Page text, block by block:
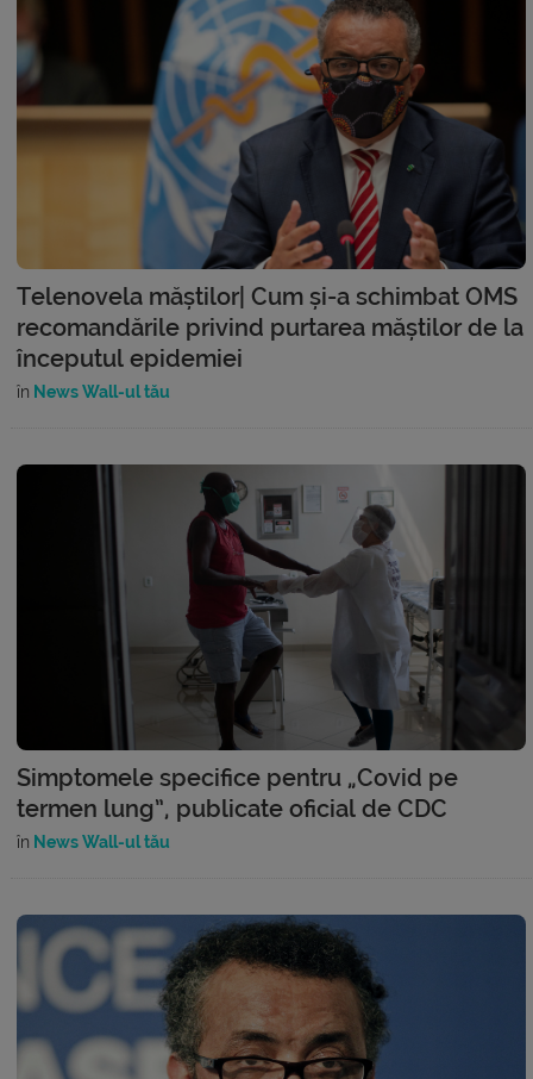
Telenovela măștilor| Cum și-a schimbat OMS
recomandările privind purtarea măștilor de la
începutul epidemiei
în News Wall-ul tău
Simptomele specifice pentru „Covid pe
termen lung”, publicate oficial de CDC
în News Wall-ul tău